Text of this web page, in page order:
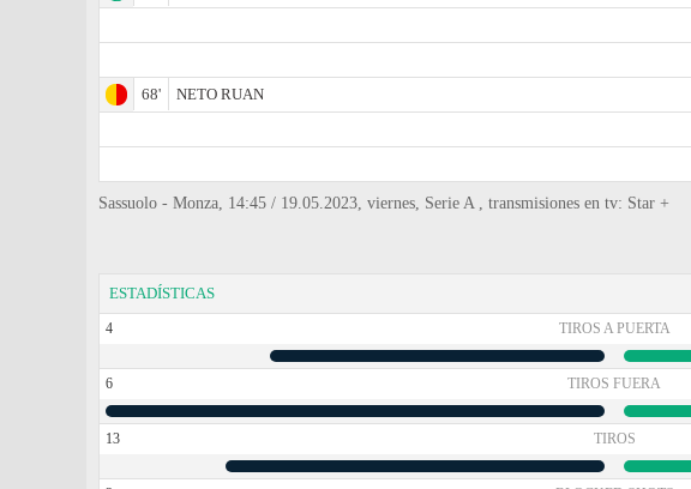
68'
NETO RUAN
Sassuolo - Monza, 14:45 / 19.05.2023, viernes, Serie A , transmisiones en tv: Star +
ESTADÍSTICAS
4 TIROS A PUERTA
6 TIROS FUERA
13 TIROS